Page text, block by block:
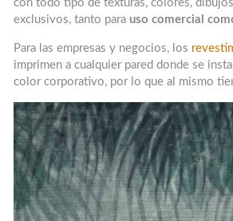
con todo tipo de texturas, colores,
exclusivos, tanto para uso comercial
Para las empresas y negocios, los
imprimen a cualquier pared donde se
color corporativo, por lo que al mismo